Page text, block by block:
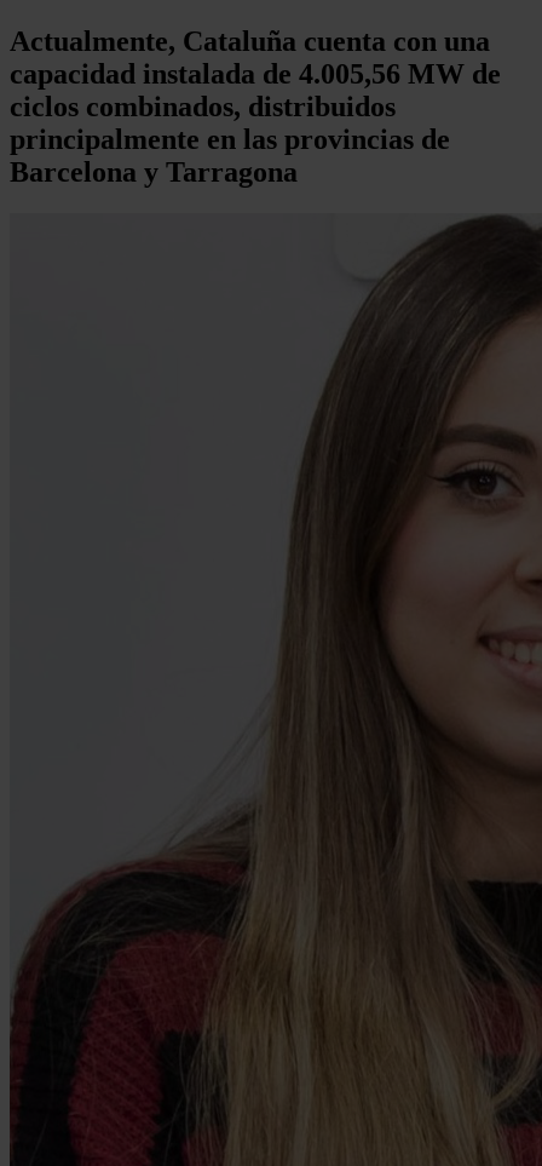
Actualmente, Cataluña cuenta con una
capacidad instalada de 4.005,56 MW de
ciclos combinados, distribuidos
principalmente en las provincias de
Barcelona y Tarragona